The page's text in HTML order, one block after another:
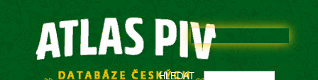
HLEDAT